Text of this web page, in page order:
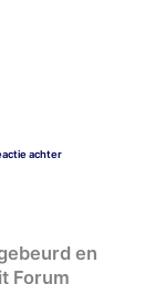
achter
en
Forum